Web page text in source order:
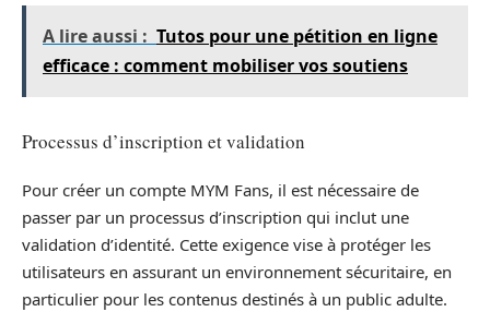
A lire aussi : Tutos pour une pétition en ligne
efficace : comment mobiliser vos soutiens
Processus d’inscription et validation
Pour créer un compte MYM Fans, il est nécessaire de
passer par un processus d’inscription qui inclut une
validation d’identité. Cette exigence vise à protéger les
utilisateurs en assurant un environnement sécuritaire, en
particulier pour les contenus destinés à un public adulte.